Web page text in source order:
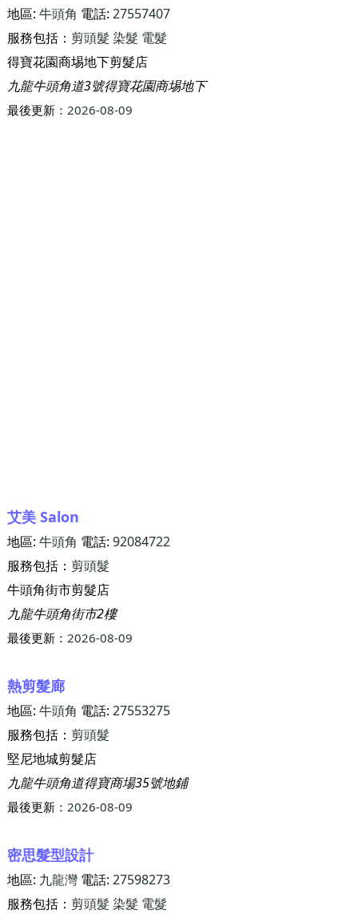
地區: 牛頭角 電話: 27557407
服務包括： 剪頭髮 染髮 電髮
得寶花園商埸地下剪髮店
九龍牛頭角道3號得寶花園商埸地下
最後更新： 2026-08-09
艾美 Salon
地區: 牛頭角 電話: 92084722
服務包括： 剪頭髮
牛頭角街市剪髮店
九龍牛頭角街市2樓
最後更新： 2026-08-09
熱剪髮廊
地區: 牛頭角 電話: 27553275
服務包括： 剪頭髮
堅尼地城剪髮店
九龍牛頭角道得寶商場35號地鋪
最後更新： 2026-08-09
密思髮型設計
地區: 九龍灣電話: 27598273
服務包括： 剪頭髮 染髮 電髮